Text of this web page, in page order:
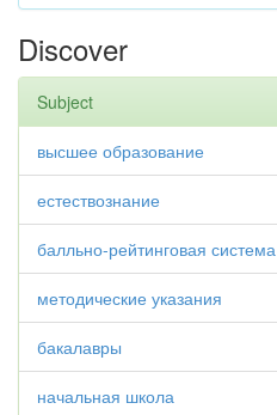
Discover
Subject
высшее образование
естествознание
балльно-рейтинговая система
методические указания
бакалавры
начальная школа